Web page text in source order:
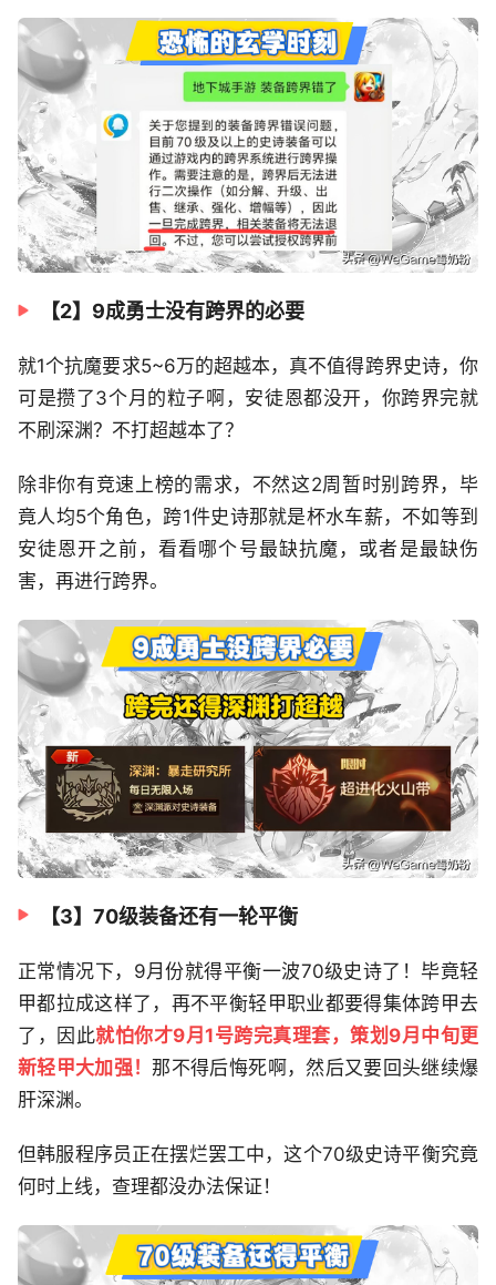
【2】9成勇士没有跨界的必要
就1个抗魔要求5~6万的超越本，真不值得跨界史诗，你
可是攒了3个月的粒子啊，安徒恩都没开，你跨界完就
不刷深渊？不打超越本了？
除非你有竞速上榜的需求，不然这2周暂时别跨界，毕
竟人均5个角色，跨1件史诗那就是杯水车薪，不如等到
安徒恩开之前，看看哪个号最缺抗魔，或者是最缺伤
害，再进行跨界。
【3】70级装备还有一轮平衡
正常情况下，9月份就得平衡一波70级史诗了！毕竟轻
甲都拉成这样了，再不平衡轻甲职业都要得集体跨甲去
了，因此就怕你才9月1号跨完真理套，策划9月中旬更
新轻甲大加强！ 那不得后悔死啊，然后又要回头继续爆
肝深渊。
但韩服程序员正在摆烂罢工中，这个70级史诗平衡究竟
何时上线，查理都没办法保证！